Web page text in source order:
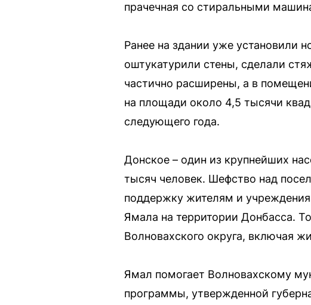
прачечная со стиральными
Ранее на здании уже установили
оштукатурили стены, сделали
частично расширены, а в
на площади около 4,5 тысячи
следующего года.
Донское – один из крупнейших
тысяч человек. Шефство над
поддержку жителям и
Ямала на территории Донбасса.
Волновахского округа, включая
Ямал помогает Волновахскому
программы, утвержденной